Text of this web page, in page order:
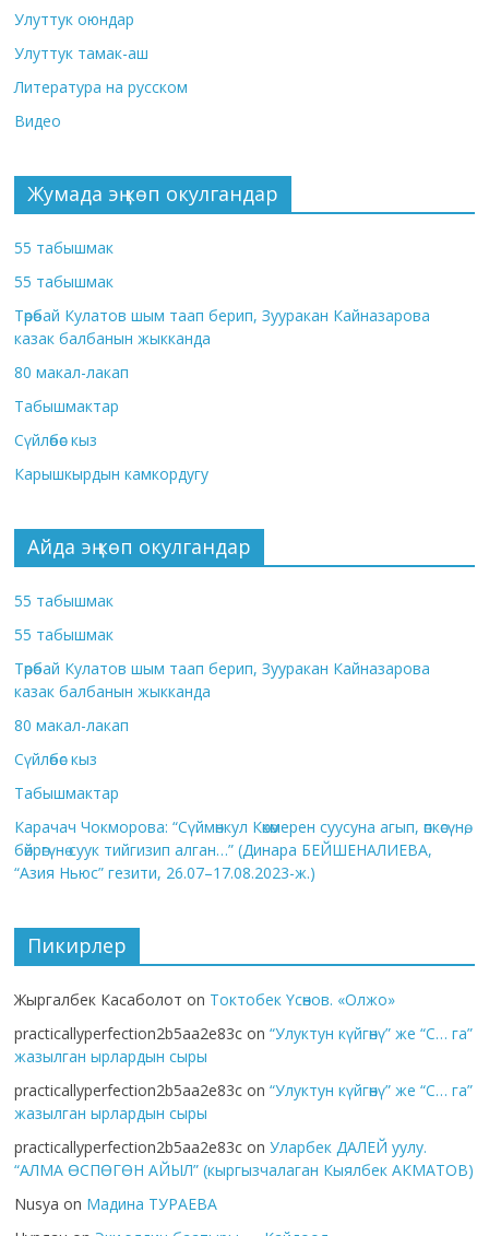
Улуттук оюндар
Улуттук тамак-аш
Литература на русском
Видео
Жумада эң көп окулгандар
55 табышмак
55 табышмак
Төрөбай Кулатов шым таап берип, Зууракан Кайназарова
казак балбанын жыкканда
80 макал-лакап
Табышмактар
Сүйлөбөс кыз
Карышкырдын камкордугу
Айда эң көп окулгандар
55 табышмак
55 табышмак
Төрөбай Кулатов шым таап берип, Зууракан Кайназарова
казак балбанын жыкканда
80 макал-лакап
Сүйлөбөс кыз
Табышмактар
Карачач Чокморова: “Сүймөнкул Көкөмерен суусуна агып, өпкөсүнө,
бөйрөгүнө суук тийгизип алган…” (Динара БЕЙШЕНАЛИЕВА,
“Азия Ньюс” гезити, 26.07–17.08.2023-ж.)
Пикирлер
Жыргалбек Касаболот on Токтобек Үсөнов. «Олжо»
practicallyperfection2b5aa2e83c on“Улуктун күйгөнү” же “С… га”
жазылган ырлардын сыры
practicallyperfection2b5aa2e83c on“Улуктун күйгөнү” же “С… га”
жазылган ырлардын сыры
practicallyperfection2b5aa2e83c onУларбек ДАЛЕЙ уулу.
“АЛМА ӨСПӨГӨН АЙЫЛ” (кыргызчалаган Кыялбек АКМАТОВ)
Nusya on Мадина ТУРАЕВА